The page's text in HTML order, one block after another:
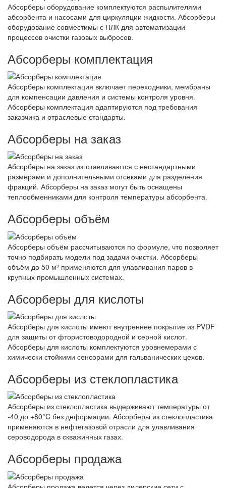
Абсорберы оборудование комплектуются распылителями
абсорбента и насосами для циркуляции жидкости. Абсорберы
оборудование совместимы с ПЛК для автоматизации
процессов очистки газовых выбросов.
Абсорберы комплектация
Абсорберы комплектация включает переходники, мембраны
для компенсации давления и системы контроля уровня.
Абсорберы комплектация адаптируются под требования
заказчика и отраслевые стандарты.
Абсорберы на заказ
Абсорберы на заказ изготавливаются с нестандартными
размерами и дополнительными отсеками для разделения
фракций. Абсорберы на заказ могут быть оснащены
теплообменниками для контроля температуры абсорбента.
Абсорберы объём
Абсорберы объём рассчитываются по формуле, что позволяет
точно подбирать модели под задачи очистки. Абсорберы
объём до 50 м³ применяются для улавливания паров в
крупных промышленных системах.
Абсорберы для кислоты
Абсорберы для кислоты имеют внутреннее покрытие из PVDF
для защиты от фтористоводородной и серной кислот.
Абсорберы для кислоты комплектуются уровнемерами с
химически стойкими сенсорами для гальванических цехов.
Абсорберы из стеклопластика
Абсорберы из стеклопластика выдерживают температуры от
-40 до +80°C без деформации. Абсорберы из стеклопластика
применяются в нефтегазовой отрасли для улавливания
сероводорода в скважинных газах.
Абсорберы продажа